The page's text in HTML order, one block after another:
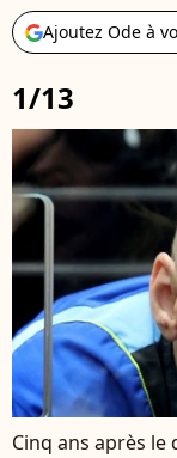
Ajoutez Ode à
1/13
Cinq ans après le